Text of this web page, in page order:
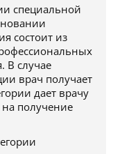
специальной
состоит из
В случае
врач получает
дает врачу
на получение